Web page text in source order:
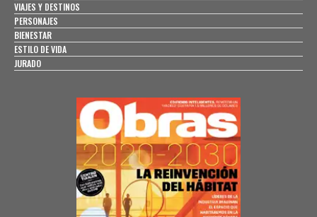
VIAJES Y DESTINOS
PERSONAJES
BIENESTAR
ESTILO DE VIDA
JURADO